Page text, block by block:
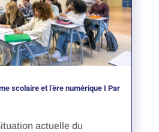
scolaire et l’ère numérique I Par
actuelle du